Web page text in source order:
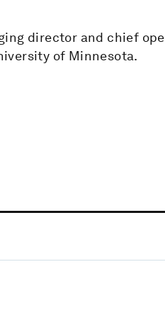
director and chief
of Minnesota.